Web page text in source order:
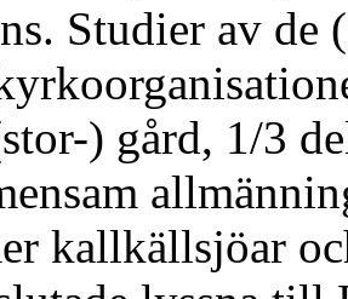
Studier av de
) gård, 1/3
kallkällsjöar